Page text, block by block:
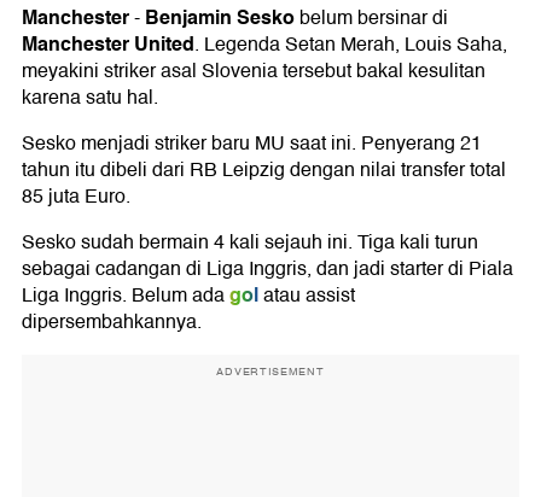
Manchester-Benjamin Seskobelum bersinar di
Manchester United. Legenda Setan Merah, Louis Saha,
meyakini striker asal Slovenia tersebut bakal kesulitan
karena satu hal.
Sesko menjadi striker baru MU saat ini. Penyerang 21
tahun itu dibeli dari RB Leipzig dengan nilai transfer total
85 juta Euro.
Sesko sudah bermain 4 kali sejauh ini. Tiga kali turun
sebagai cadangan di Liga Inggris, dan jadi starter di Piala
Liga Inggris. Belum adagolatau assist
dipersembahkannya.
ADVERTISEMENT